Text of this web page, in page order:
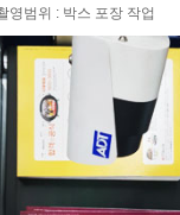
영범위 : 박스 포장 작업